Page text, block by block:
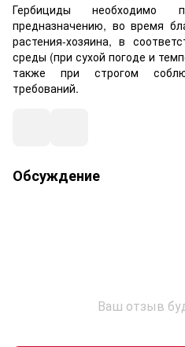
Гербициды необходимо
предназначению, во время
растения-хозяина, в
среды (при сухой погоде и
также при строгом
требований.
Обсуждение
Ваш отзыв